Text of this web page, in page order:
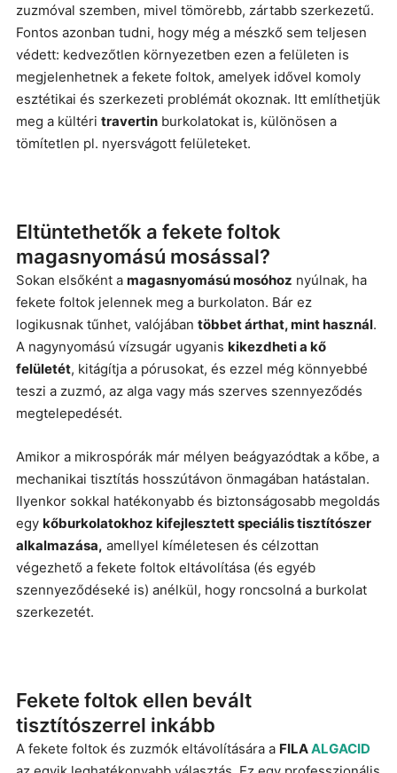
zuzmóval szemben, mivel tömörebb, zártabb szerkezetű.
Fontos azonban tudni, hogy még a mészkő sem teljesen
védett: kedvezőtlen környezetben ezen a felületen is
megjelenhetnek a fekete foltok, amelyek idővel komoly
esztétikai és szerkezeti problémát okoznak. Itt említhetjük
meg a kültéritravertin burkolatokat is, különösen a
tömítetlen pl. nyersvágott felületeket.
Eltüntethetők a fekete foltok
magasnyomású mosással?
Sokan elsőként amagasnyomású mosóhoz nyúlnak, ha
fekete foltok jelennek meg a burkolaton. Bár ez
logikusnak tűnhet, valójábantöbbet árthat, mint használ.
A nagynyomású vízsugár ugyaniskikezdheti a kő
felületét, kitágítja a pórusokat, és ezzel még könnyebbé
teszi a zuzmó, az alga vagy más szerves szennyeződés
megtelepedését.
Amikor a mikrospórák már mélyen beágyazódtak a kőbe, a
mechanikai tisztítás hosszútávon önmagában hatástalan.
Ilyenkor sokkal hatékonyabb és biztonságosabb megoldás
egykőburkolatokhoz kifejlesztett speciális tisztítószer
alkalmazása, amellyel kíméletesen és célzottan
végezhető a fekete foltok eltávolítása (és egyéb
szennyeződéseké is) anélkül, hogy roncsolná a burkolat
szerkezetét.
Fekete foltok ellen bevált
tisztítószerrel inkább
A fekete foltok és zuzmók eltávolítására a FILAALGACID